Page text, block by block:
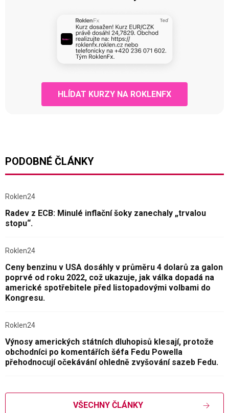
HLÍDAT KURZY NA ROKLENFX
PODOBNÉ ČLÁNKY
Roklen24
Radev z ECB: Minulé inflační šoky zanechaly „trvalou
stopu“.
Roklen24
Ceny benzinu v USA dosáhly v průměru 4 dolarů za galon
poprvé od roku 2022, což ukazuje, jak válka dopadá na
americké spotřebitele před listopadovými volbami do
Kongresu.
Roklen24
Výnosy amerických státních dluhopisů klesají, protože
obchodníci po komentářích šéfa Fedu Powella
přehodnocují očekávání ohledně zvyšování sazeb Fedu.
VŠECHNY ČLÁNKY